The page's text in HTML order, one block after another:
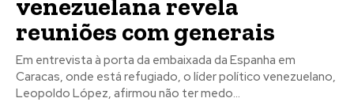
venezuelana revela
reuniões com generais
Em entrevista à porta da embaixada da Espanha em
Caracas, onde está refugiado, o líder político venezuelano,
Leopoldo López, afirmou não ter medo...